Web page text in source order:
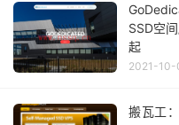
SSD空
起
2021-10-
搬瓦工